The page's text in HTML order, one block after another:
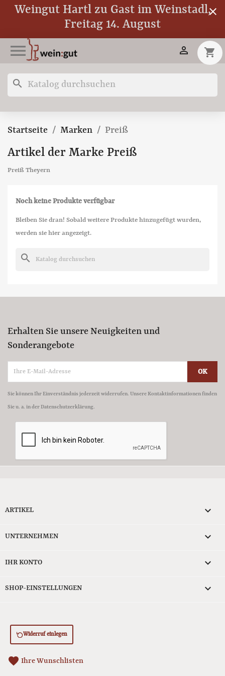
Weingut Hartl zu Gast im Weinstadl,
Freitag 14. August
close
 shopping_cart

search
Startseite Marken Preiß
Artikel der Marke Preiß
Preiß Theyern
Noch keine Produkte verfügbar
Bleiben Sie dran! Sobald weitere Produkte hinzugefügt wurden,
werden sie hier angezeigt.
search
Erhalten Sie unsere Neuigkeiten und
Sonderangebote
Sie können Ihr Einverständnis jederzeit widerrufen. Unsere Kontaktinformationen finden
Sie u. a. in der Datenschutzerklärung.
ARTIKEL 
UNTERNEHMEN 
IHR KONTO 
SHOP-EINSTELLUNGEN keyboard_arrow_down
Widerruf einlegen
favorite Ihre Wunschlisten